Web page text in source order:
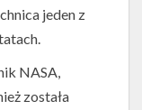
jeden z
NASA,
została